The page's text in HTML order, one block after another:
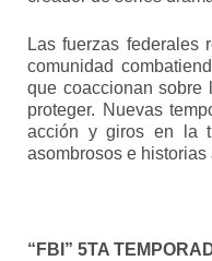
Las fuerzas federales
comunidad
que coaccionan sobre
proteger. Nuevas
acción y giros en la
asombrosos e historias
“FBI” 5TA